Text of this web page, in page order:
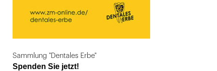
Sammlung "Dentales Erbe"
Spenden Sie jetzt!